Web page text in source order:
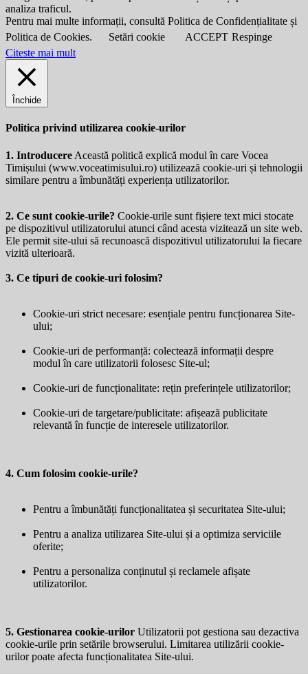
analiza traficul.
Pentru mai multe informații, consultă Politica de Confidențialitate și
Politica de Cookies.
Setări cookie ACCEPT Respinge
Citeste mai mult
Închide
Politica privind utilizarea cookie-urilor
1. Introducere Această politică explică modul în care Vocea
Timișului (www.voceatimisului.ro) utilizează cookie-uri și tehnologii
similare pentru a îmbunătăți experiența utilizatorilor.
2. Ce sunt cookie-urile? Cookie-urile sunt fișiere text mici stocate
pe dispozitivul utilizatorului atunci când acesta vizitează un site web.
Ele permit site-ului să recunoască dispozitivul utilizatorului la fiecare
vizită ulterioară.
3. Ce tipuri de cookie-uri folosim?
Cookie-uri strict necesare: esențiale pentru funcționarea Site-
ului;
Cookie-uri de performanță: colectează informații despre
modul în care utilizatorii folosesc Site-ul;
Cookie-uri de funcționalitate: rețin preferințele utilizatorilor;
Cookie-uri de targetare/publicitate: afișează publicitate
relevantă în funcție de interesele utilizatorilor.
4. Cum folosim cookie-urile?
Pentru a îmbunătăți funcționalitatea și securitatea Site-ului;
Pentru a analiza utilizarea Site-ului și a optimiza serviciile
oferite;
Pentru a personaliza conținutul și reclamele afișate
utilizatorilor.
5. Gestionarea cookie-urilor Utilizatorii pot gestiona sau dezactiva
cookie-urile prin setările browserului. Limitarea utilizării cookie-
urilor poate afecta funcționalitatea Site-ului.